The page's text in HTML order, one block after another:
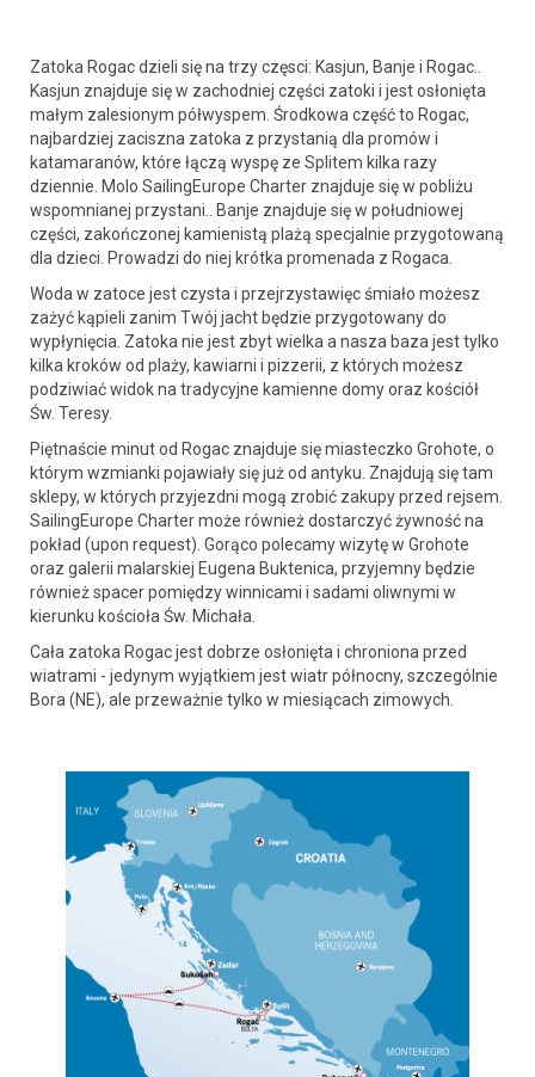
Zatoka Rogac dzieli się na trzy częsci: Kasjun, Banje i Rogac..
Kasjun znajduje się w zachodniej części zatoki i jest osłonięta
małym zalesionym półwyspem. Środkowa część to Rogac,
najbardziej zaciszna zatoka z przystanią dla promów i
katamaranów, które łączą wyspę ze Splitem kilka razy
dziennie. Molo SailingEurope Charter znajduje się w pobliżu
wspomnianej przystani.. Banje znajduje się w południowej
części, zakończonej kamienistą plażą specjalnie przygotowaną
dla dzieci. Prowadzi do niej krótka promenada z Rogaca.
Woda w zatoce jest czysta i przejrzystawięc śmiało możesz
zażyć kąpieli zanim Twój jacht będzie przygotowany do
wypłynięcia. Zatoka nie jest zbyt wielka a nasza baza jest tylko
kilka kroków od plaży, kawiarni i pizzerii, z których możesz
podziwiać widok na tradycyjne kamienne domy oraz kościół
Św. Teresy.
Piętnaście minut od Rogac znajduje się miasteczko Grohote, o
którym wzmianki pojawiały się już od antyku. Znajdują się tam
sklepy, w których przyjezdni mogą zrobić zakupy przed rejsem.
SailingEurope Charter może również dostarczyć żywność na
pokład (upon request). Gorąco polecamy wizytę w Grohote
oraz galerii malarskiej Eugena Buktenica, przyjemny będzie
również spacer pomiędzy winnicami i sadami oliwnymi w
kierunku kościoła Św. Michała.
Cała zatoka Rogac jest dobrze osłonięta i chroniona przed
wiatrami - jedynym wyjątkiem jest wiatr północny, szczególnie
Bora (NE), ale przeważnie tylko w miesiącach zimowych.